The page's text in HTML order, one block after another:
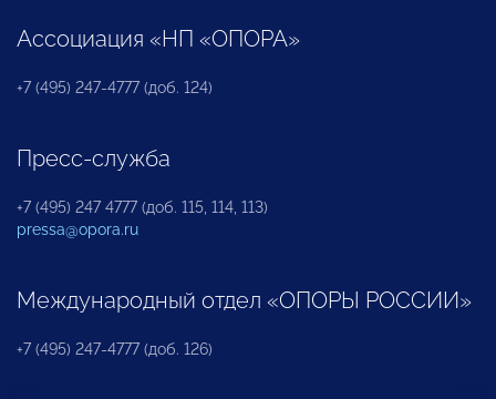
Ассоциация «НП «ОПОРА»
+7 (495) 247-4777 (доб. 124)
Пресс-служба
+7 (495) 247 4777 (доб. 115, 114, 113)
pressa@opora.ru
Международный отдел «ОПОРЫ РОССИИ»
+7 (495) 247-4777 (доб. 126)